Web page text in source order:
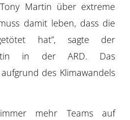
Martin über extreme
damit leben, dass die
hat”, sagte der
in der ARD. Das
des Klimawandels
mehr Teams auf